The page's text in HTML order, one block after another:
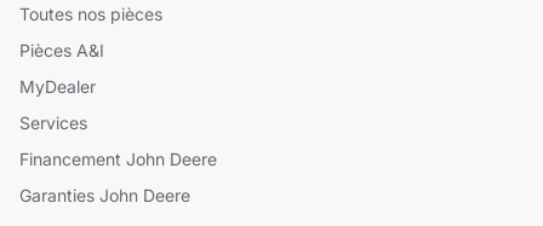
Toutes nos pièces
Pièces A&I
MyDealer
Services
Financement John Deere
Garanties John Deere